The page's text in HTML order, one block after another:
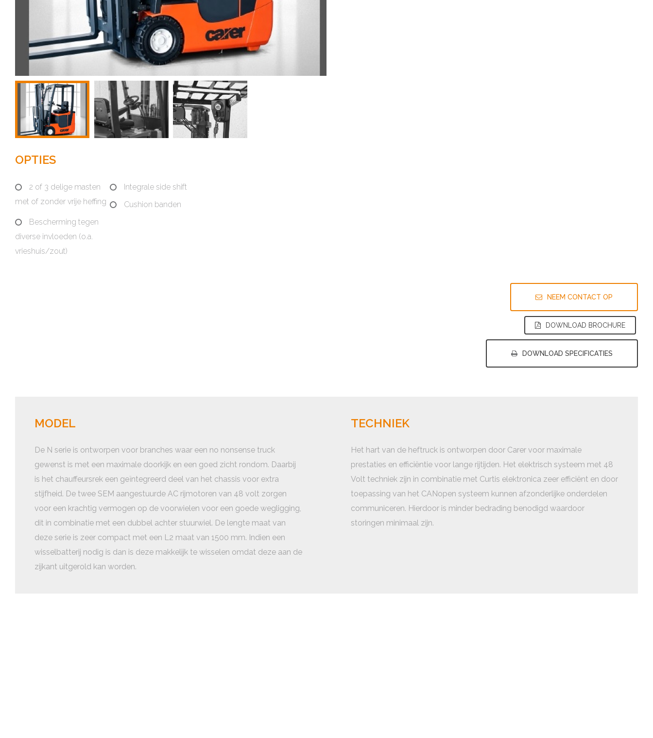
OPTIES
2 of 3 delige masten
met of zonder vrije heffing
Integrale side shift
Cushion banden
Bescherming tegen
diverse invloeden (o.a.
vrieshuis/zout)
NEEM CONTACT OP
DOWNLOAD BROCHURE
DOWNLOAD SPECIFICATIES
MODEL
De N serie is ontworpen voor branches waar een no nonsense truck
gewenst is met een maximale doorkijk en een goed zicht rondom. Daarbij
is het chauffeursrek een geïntegreerd deel van het chassis voor extra
stijfheid. De twee SEM aangestuurde AC rijmotoren van 48 volt zorgen
voor een krachtig vermogen op de voorwielen voor een goede wegligging,
dit in combinatie met een dubbel achter stuurwiel. De lengte maat van
deze serie is zeer compact met een L2 maat van 1500 mm. Indien een
wisselbatterij nodig is dan is deze makkelijk te wisselen omdat deze aan de
zijkant uitgerold kan worden.
TECHNIEK
Het hart van de heftruck is ontworpen door Carer voor maximale
prestaties en efficiëntie voor lange rijtijden. Het elektrisch systeem met 48
Volt techniek zijn in combinatie met Curtis elektronica zeer efficiënt en door
toepassing van het CANopen systeem kunnen afzonderlijke onderdelen
communiceren. Hierdoor is minder bedrading benodigd waardoor
storingen minimaal zijn.